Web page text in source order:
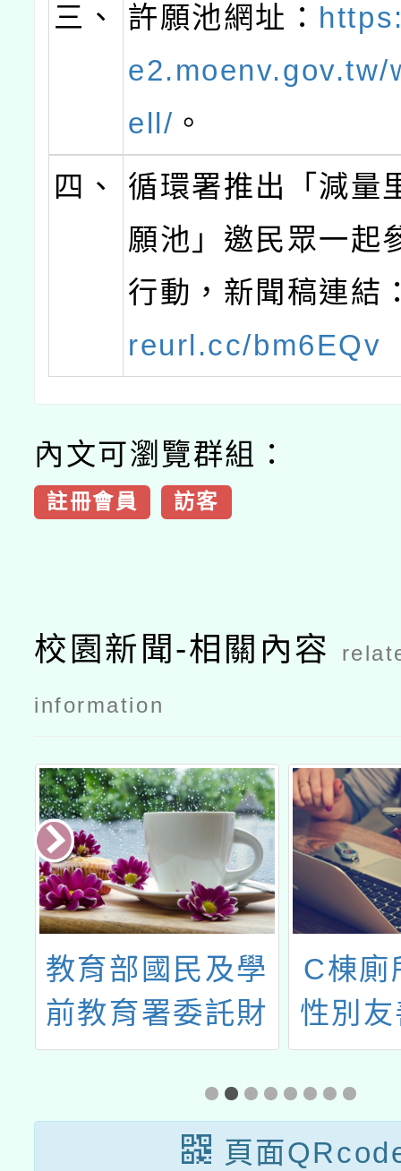
三、
許願池網址：
e2.moenv.gov.tw/
ell/ 。
四、
循環署推出「減量
願池」邀民眾一起
行動，新聞稿連結
reurl.cc/bm6EQv
內文可瀏覽群組：
註冊會員 訪客
校園新聞-相關內容
information
教育部國民及學
前教育署委託財
團法人董氏基金
會辦理「高級中
等以下學校健康
C棟廁
性別
頁面